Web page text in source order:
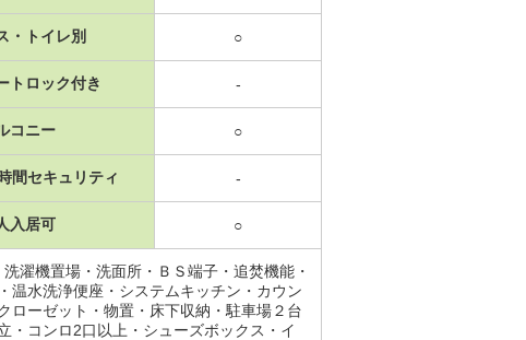
・トイレ別 ○
トロック付き -
コニー ○
間セキュリティ -
入居可 ○
濯機置場・洗面所・ＢＳ端子・追焚機能・
温水洗浄便座・システムキッチン・カウン
ローゼット・物置・床下収納・駐車場２台
・コンロ2口以上・シューズボックス・イ